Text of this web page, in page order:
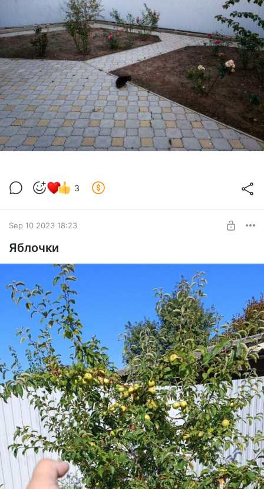
3
Sep 10 2023 18:23
Яблочки